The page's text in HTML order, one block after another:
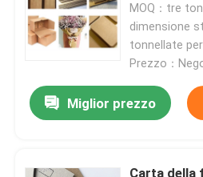
MOQ：tre
dimensione
tonnellate
Prezzo：
Miglior prezzo
Carta della